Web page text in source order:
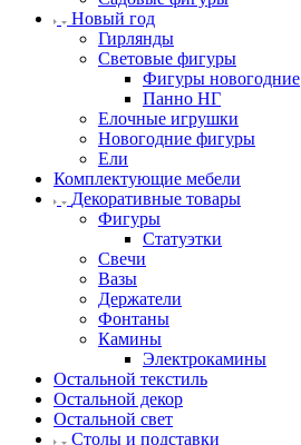
Новый год
Гирлянды
Световые фигуры
Фигуры новогодние
Панно НГ
Елочные игрушки
Новогодние фигуры
Ели
Комплектующие мебели
Декоративные товары
Фигуры
Статуэтки
Свечи
Вазы
Держатели
Фонтаны
Камины
Электрокамины
Остальной текстиль
Остальной декор
Остальной свет
Столы и подставки